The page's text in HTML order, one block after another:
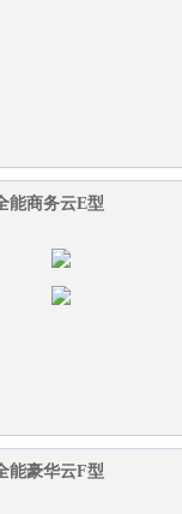
能商务云E型
能豪华云F型